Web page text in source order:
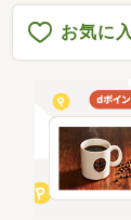
お気に